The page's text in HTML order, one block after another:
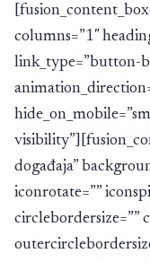
columns=”1″
link_type=”button-
događaja”
iconrotate=””
circlebordersize=””